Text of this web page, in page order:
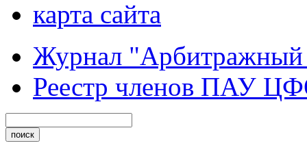
карта сайта
Журнал
Реестр членов ПАУ